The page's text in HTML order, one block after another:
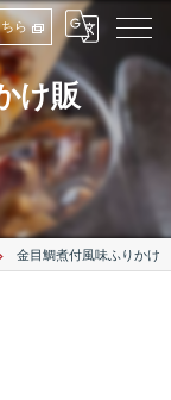
ら
け販
金目鯛煮付風味ふりかけ